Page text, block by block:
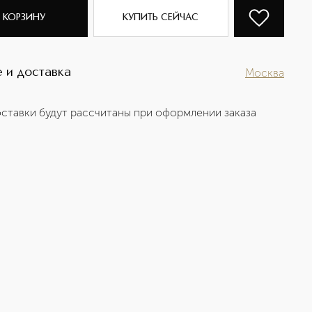
КОРЗИНУ КУПИТЬ СЕЙЧАС
и доставка Москва
будут рассчитаны при оформлении заказа